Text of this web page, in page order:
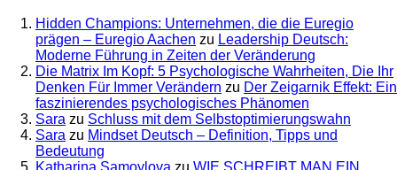
Hidden Champions: Unternehmen, die die Euregio
prägen – Euregio Aachen zu Leadership Deutsch:
Moderne Führung in Zeiten der Veränderung
Die Matrix Im Kopf: 5 Psychologische Wahrheiten, Die Ihr
Denken Für Immer Verändern zu Der Zeigarnik Effekt: Ein
faszinierendes psychologisches Phänomen
Sara zu Schluss mit dem Selbstoptimierungswahn
Sara zu Mindset Deutsch – Definition, Tipps und
Bedeutung